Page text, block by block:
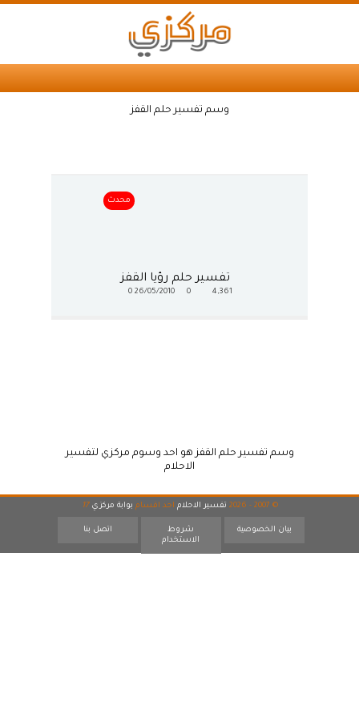
وسم تفسير حلم القفز
محدث
تفسير حلم رؤيا القفز
4,361
26/05/2010
0
وسم تفسير حلم القفز هو احد وسوم مركزي لتفسير
الاحلام
© 2007 - 2026 تفسير الاحلام احد اقسام بوابة مركزي 17
بيان الخصوصية
شروط
الاستخدام
اتصل بنا